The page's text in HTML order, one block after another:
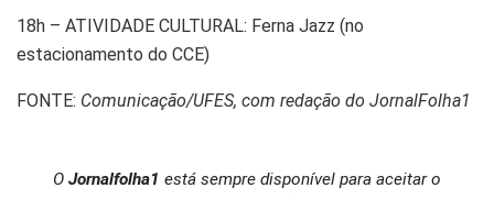
18h – ATIVIDADE CULTURAL: Ferna Jazz (no
estacionamento do CCE)
FONTE: Comunicação/UFES, com redação do JornalFolha1
O Jornalfolha1 está sempre disponível para aceitar o